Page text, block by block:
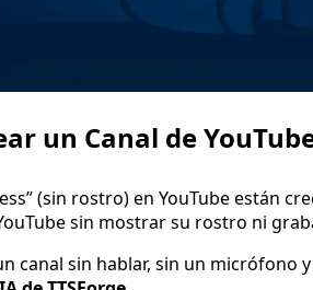
un Canal de
(sin rostro) en YouTube están
sin mostrar su rostro ni
canal sin hablar, sin un micrófono